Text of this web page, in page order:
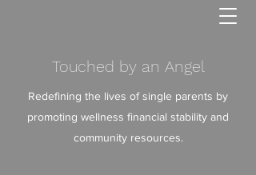
Touched by an Angel
Redefining the lives of single parents by
promoting wellness financial stability and
community resources.